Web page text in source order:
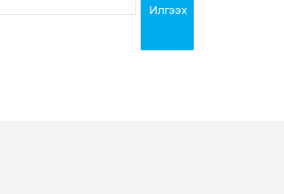
Илгээх